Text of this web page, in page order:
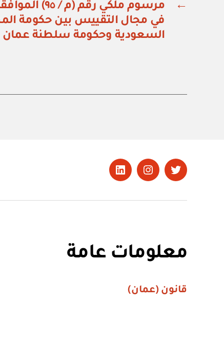
←
مرسوم ملكي
في مجال التقييس بين حكومة
السعودية وحكومة سلطنة عمان
تويتر Instagram
LinkedIn
معلومات عامة
قانون (عمان)